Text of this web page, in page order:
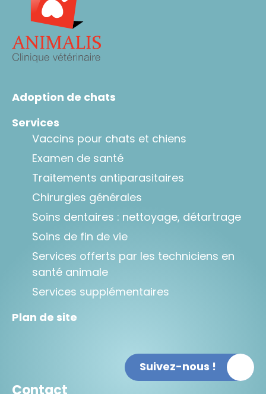
Adoption de chats
Services
Vaccins pour chats et chiens
Examen de santé
Traitements antiparasitaires
Chirurgies générales
Soins dentaires : nettoyage, détartrage
Soins de fin de vie
Services offerts par les techniciens en
santé animale
Services supplémentaires
Plan de site
Suivez-nous !
Contact